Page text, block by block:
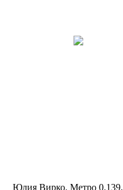
Юлия Вирко. Метро